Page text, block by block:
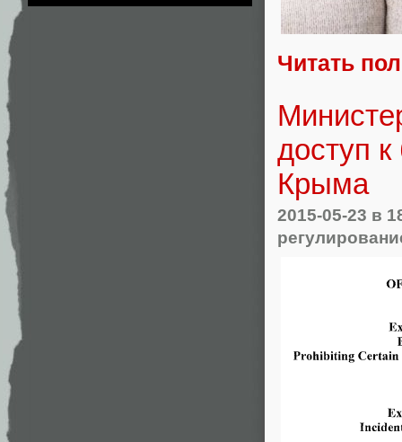
Читать
доступ
Крыма
2015-05-23 в